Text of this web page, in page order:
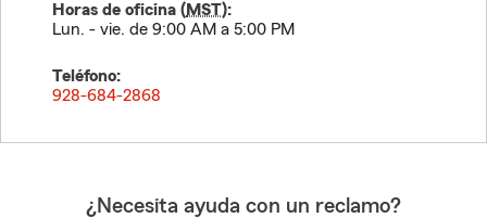
Horas de oficina (MST):
Lun. - vie. de 9:00 AM a 5:00 PM
Teléfono:
928-684-2868
¿Necesita ayuda con un reclamo?